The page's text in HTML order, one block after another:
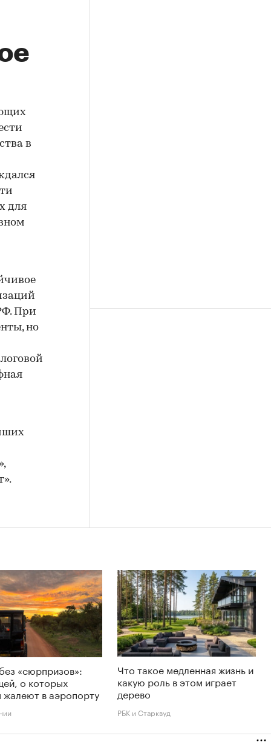
в
для
При
но
«сюрпризов»:
о которых
жалеют в аэропорту
Что такое медленная жизнь и
какую роль в этом играет
дерево
РБК и Старквуд